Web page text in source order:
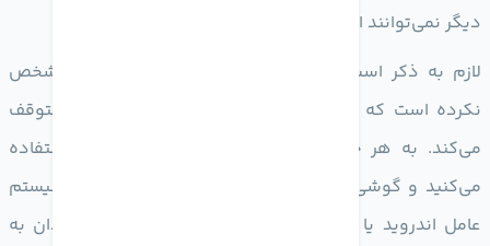
دیگر نمی‌توانند از این اپلیکیشن استفاده کنند.
لازم به ذکر است که شرکت واتس‌اپ در بیانیه خود مشخص
نکرده است که چرا پشتیبانی از دستگاه‌های قدیمی را متوقف
می‌کند. به هر حال در صورتی که از گوشی قدیمی استفاده
می‌کنید و گوشی شما قابلیت ارتقا به نسخه‌های جدید سیستم
عامل اندروید یا iOS را ندارد و از طرفی نیز از علاقه مندان به